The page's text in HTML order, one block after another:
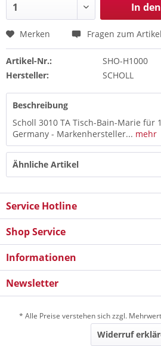
In den
Merken Fragen zum
Artikel-Nr.:
SHO-H1000
Hersteller:
SCHOLL
Beschreibung
Scholl 3010 TA Tisch-Bain-Marie für
Germany - Markenhersteller... mehr
Ähnliche Artikel
Service Hotline
Shop Service
Informationen
Newsletter
* Alle Preise verstehen sich zzgl.
Widerruf